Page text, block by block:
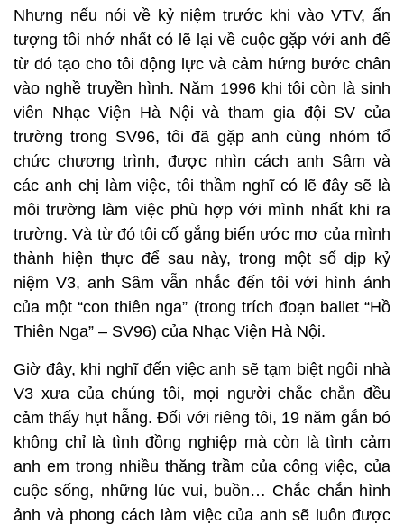
Nhưng nếu nói về kỷ niệm trước khi vào VTV, ấn
tượng tôi nhớ nhất có lẽ lại về cuộc gặp với anh để
từ đó tạo cho tôi động lực và cảm hứng bước chân
vào nghề truyền hình. Năm 1996 khi tôi còn là sinh
viên Nhạc Viện Hà Nội và tham gia đội SV của
trường trong SV96, tôi đã gặp anh cùng nhóm tổ
chức chương trình, được nhìn cách anh Sâm và
các anh chị làm việc, tôi thầm nghĩ có lẽ đây sẽ là
môi trường làm việc phù hợp với mình nhất khi ra
trường. Và từ đó tôi cố gắng biến ước mơ của mình
thành hiện thực để sau này, trong một số dịp kỷ
niệm V3, anh Sâm vẫn nhắc đến tôi với hình ảnh
của một “con thiên nga” (trong trích đoạn ballet “Hồ
Thiên Nga” – SV96) của Nhạc Viện Hà Nội.
Giờ đây, khi nghĩ đến việc anh sẽ tạm biệt ngôi nhà
V3 xưa của chúng tôi, mọi người chắc chắn đều
cảm thấy hụt hẫng. Đối với riêng tôi, 19 năm gắn bó
không chỉ là tình đồng nghiệp mà còn là tình cảm
anh em trong nhiều thăng trầm của công việc, của
cuộc sống, những lúc vui, buồn… Chắc chắn hình
ảnh và phong cách làm việc của anh sẽ luôn được